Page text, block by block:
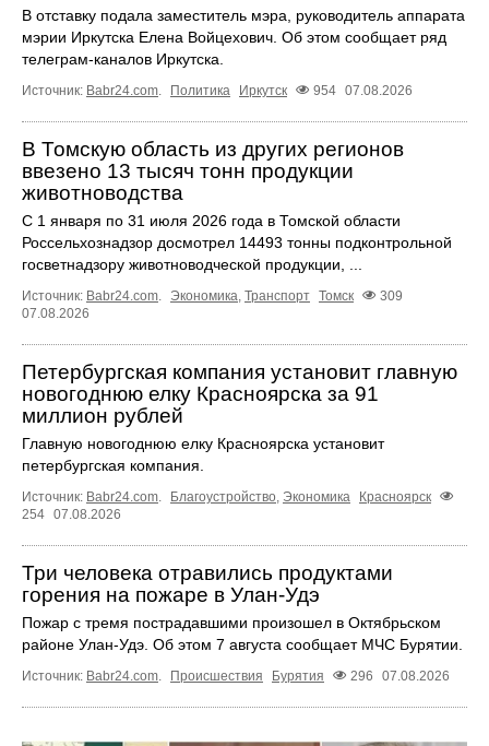
В отставку подала заместитель мэра, руководитель аппарата
мэрии Иркутска Елена Войцехович. Об этом сообщает ряд
телеграм‑каналов Иркутска.
Источник: Babr24.com. Политика Иркутск 954 07.08.2026
В Томскую область из других регионов
ввезено 13 тысяч тонн продукции
животноводства
С 1 января по 31 июля 2026 года в Томской области
Россельхознадзор досмотрел 14493 тонны подконтрольной
госветнадзору животноводческой продукции, ...
Источник: Babr24.com. Экономика, Транспорт Томск
309
07.08.2026
Петербургская компания установит главную
новогоднюю елку Красноярска за 91
миллион рублей
Главную новогоднюю елку Красноярска установит
петербургская компания.
Источник: Babr24.com. Благоустройство, Экономика
Красноярск
254 07.08.2026
Три человека отравились продуктами
горения на пожаре в Улан-Удэ
Пожар с тремя пострадавшими произошел в Октябрьском
районе Улан-Удэ. Об этом 7 августа сообщает МЧС Бурятии.
Источник: Babr24.com. Происшествия Бурятия 296 07.08.2026